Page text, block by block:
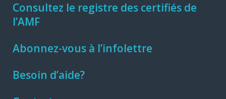
Consultez le registre des certifiés de
l’AMF
Abonnez-vous à l’infolettre
Besoin d’aide?